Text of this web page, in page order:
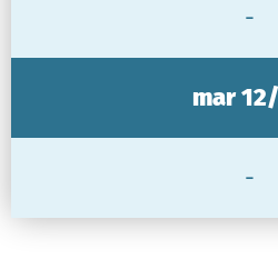
-
mar
-